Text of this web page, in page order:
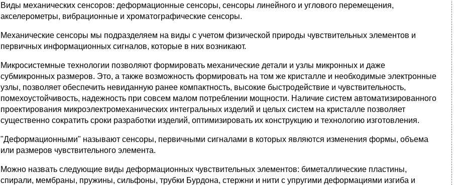
Виды механических сенсоров: деформационные сенсоры, сенсоры линейного и углового перемещения,
акселерометры, вибрационные и хроматографические сенсоры.
Механические сенсоры мы подразделяем на виды с учетом физической природы чувствительных элементов и
первичных информационных сигналов, которые в них возникают.
Микросистемные технологии позволяют формировать механические детали и узлы микронных и даже
субмикронных размеров. Это, а также возможность формировать на том же кристалле и необходимые электронные
узлы, позволяет обеспечить невиданную ранее компактность, высокие быстродействие и чувствительность,
помехоустойчивость, надежность при совсем малом потреблении мощности. Наличие систем автоматизированного
проектирования микроэлектромеханических интегральных изделий и целых систем на кристалле позволяет
существенно сократить сроки разработки изделий, оптимизировать их конструкцию и технологию изготовления.
"Деформационными" называют сенсоры, первичными сигналами в которых являются изменения формы, объема
или размеров чувствительного элемента.
Можно назвать следующие виды деформационных чувствительных элементов: биметаллические пластины,
спирали, мембраны, пружины, сильфоны, трубки Бурдона, стержни и нити с упругими деформациями изгиба и